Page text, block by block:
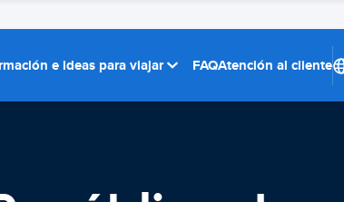
e ideas para viajar FAQAtención al cliente